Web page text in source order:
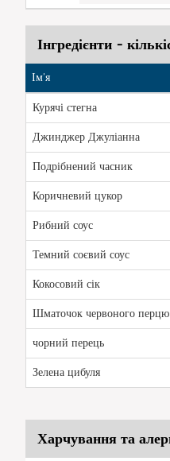
Інгредієнти -
Ім'я
Курячі стегна
Джинджер Джуліанна
Подрібнений часник
Коричневий цукор
Рибний соус
Темний соєвий соус
Кокосовий сік
Шматочок червоного перцю
чорний перець
Зелена цибуля
Харчування та